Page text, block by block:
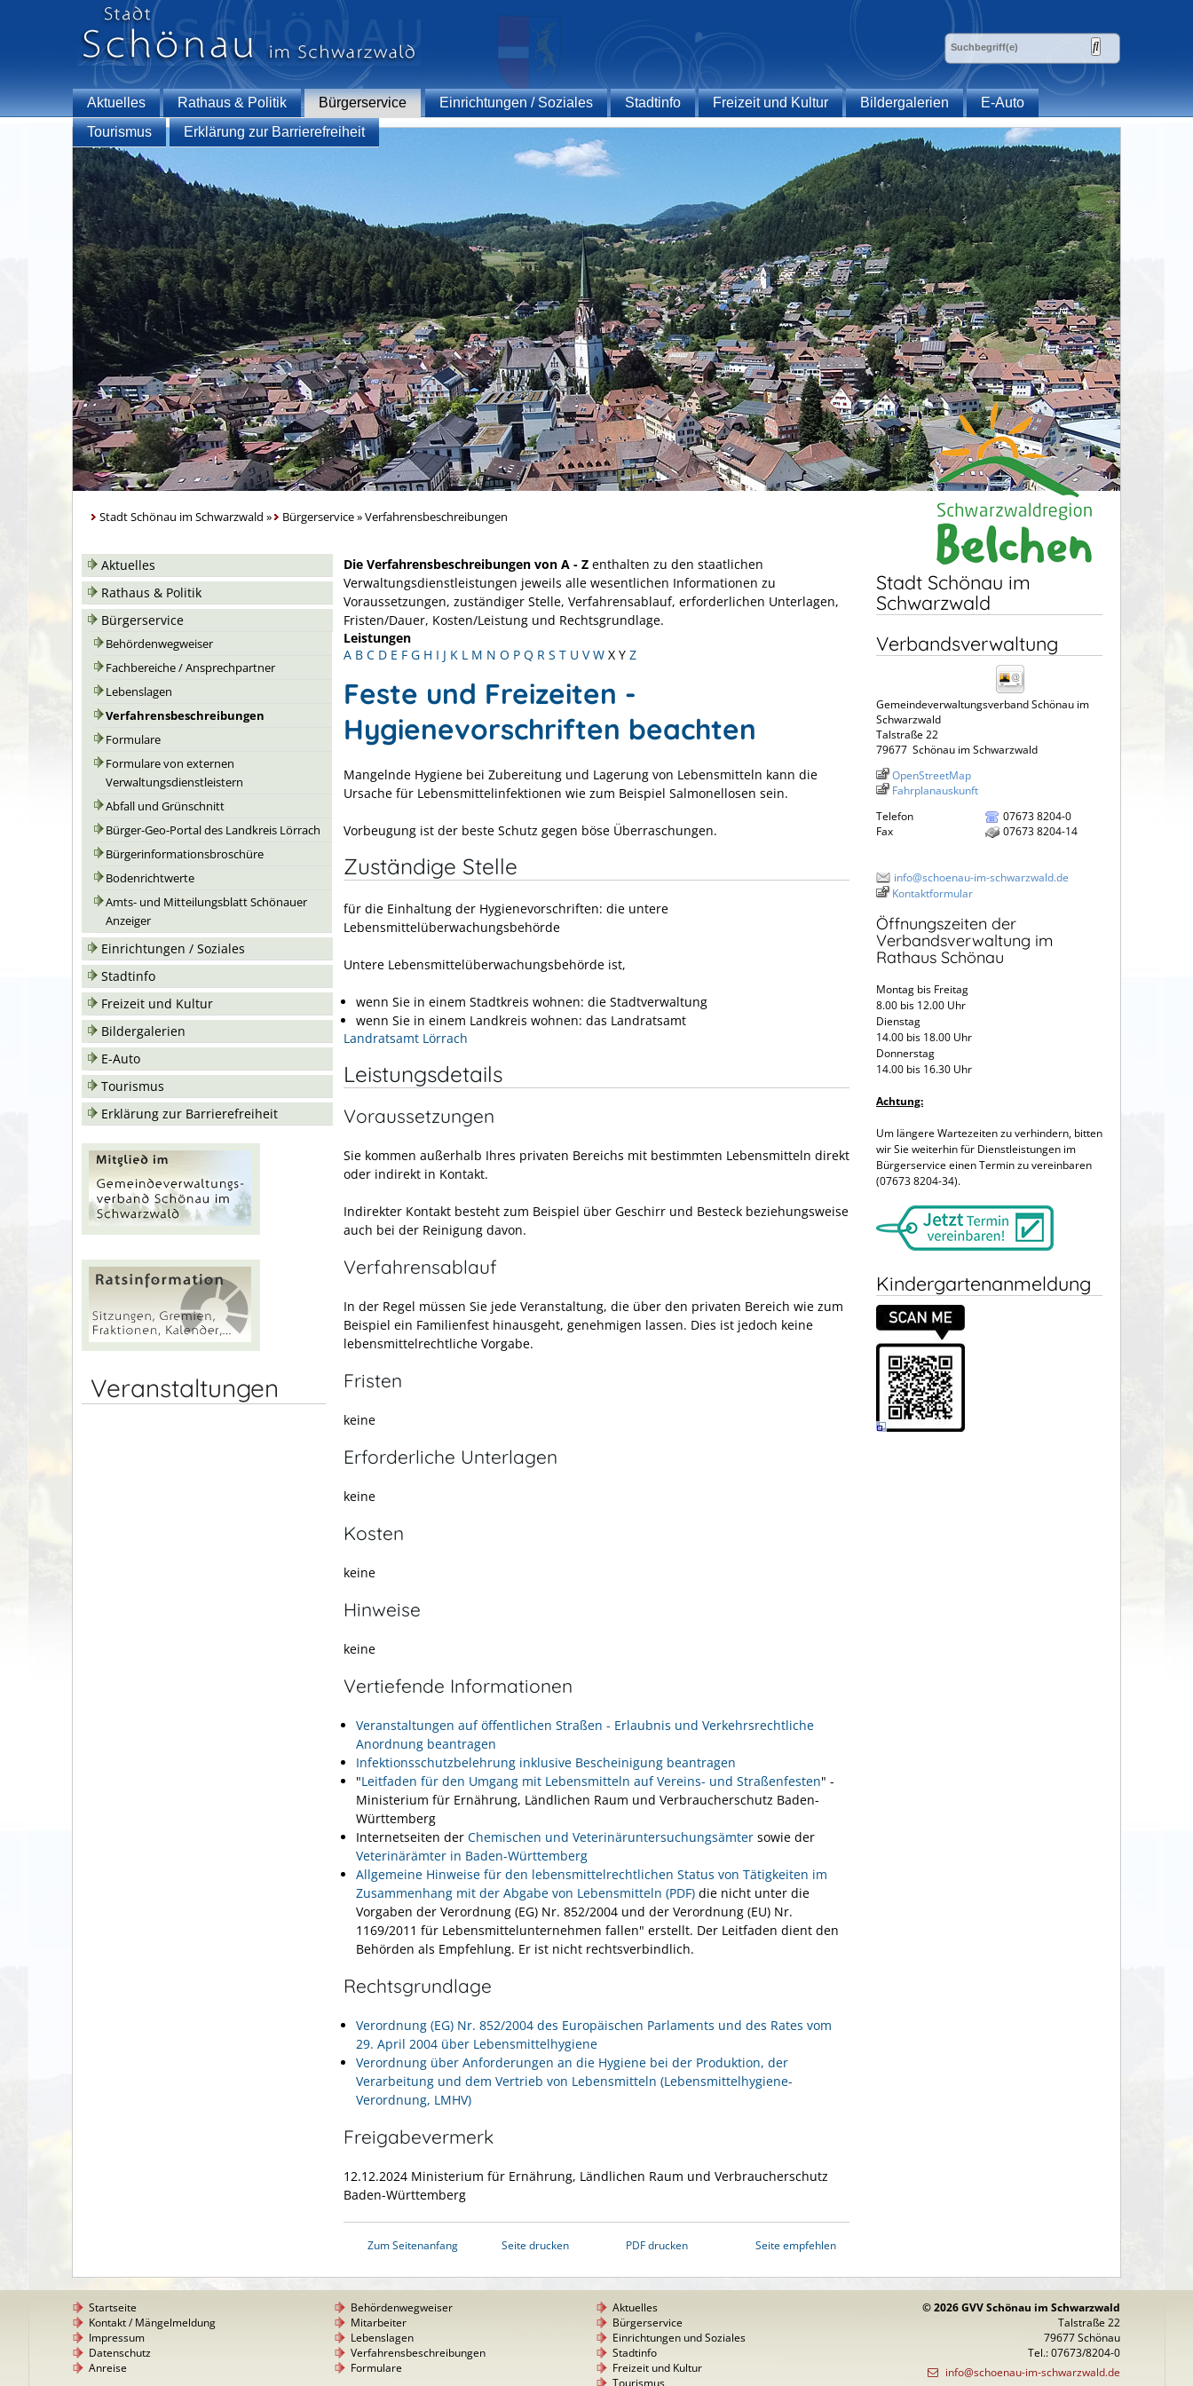
Aktuelles Rathaus & Politik Bürgerservice Einrichtungen / Soziales Stadtinfo Freizeit und Kultur Bildergalerien
E-Auto
Tourismus
Erklärung zur Barrierefreiheit
Stadt Schönau im Schwarzwald » Bürgerservice»Verfahrensbeschreibungen
Aktuelles
Rathaus & Politik
Bürgerservice
Behördenwegweiser
Fachbereiche / Ansprechpartner
Lebenslagen
Verfahrensbeschreibungen
Formulare
Formulare von externen
Verwaltungsdienstleistern
Abfall und Grünschnitt
Bürger-Geo-Portal des Landkreis Lörrach
Bürgerinformationsbroschüre
Bodenrichtwerte
Amts- und Mitteilungsblatt Schönauer
Anzeiger
Einrichtungen / Soziales
Stadtinfo
Freizeit und Kultur
Bildergalerien
E-Auto
Tourismus
Erklärung zur Barrierefreiheit
Veranstaltungen
Die Verfahrensbeschreibungen von A - Z enthalten zu den staatlichen
Verwaltungsdienstleistungen jeweils alle wesentlichen Informationen zu
Voraussetzungen, zuständiger Stelle, Verfahrensablauf, erforderlichen Unterlagen,
Fristen/Dauer, Kosten/Leistung und Rechtsgrundlage.
Leistungen
A B C D E F G H I J K L M N O P Q R S T U V W X Y Z
Feste und Freizeiten -
Hygienevorschriften beachten
Mangelnde Hygiene bei Zubereitung und Lagerung von Lebensmitteln kann die
Ursache für Lebensmittelinfektionen wie zum Beispiel Salmonellosen sein.
Vorbeugung ist der beste Schutz gegen böse Überraschungen.
Zuständige Stelle
für die Einhaltung der Hygienevorschriften: die untere
Lebensmittelüberwachungsbehörde
Untere Lebensmittelüberwachungsbehörde ist,
wenn Sie in einem Stadtkreis wohnen: die Stadtverwaltung
wenn Sie in einem Landkreis wohnen: das Landratsamt
Landratsamt Lörrach
Leistungsdetails
Voraussetzungen
Sie kommen außerhalb Ihres privaten Bereichs mit bestimmten Lebensmitteln direkt
oder indirekt in Kontakt.
Indirekter Kontakt besteht zum Beispiel über Geschirr und Besteck beziehungsweise
auch bei der Reinigung davon.
Verfahrensablauf
In der Regel müssen Sie jede Veranstaltung, die über den privaten Bereich wie zum
Beispiel ein Familienfest hinausgeht, genehmigen lassen. Dies ist jedoch keine
lebensmittelrechtliche Vorgabe.
Fristen
keine
Erforderliche Unterlagen
keine
Kosten
keine
Hinweise
keine
Vertiefende Informationen
Veranstaltungen auf öffentlichen Straßen - Erlaubnis und Verkehrsrechtliche
Anordnung beantragen
Infektionsschutzbelehrung inklusive Bescheinigung beantragen
"Leitfaden für den Umgang mit Lebensmitteln auf Vereins- und Straßenfesten" -
Ministerium für Ernährung, Ländlichen Raum und Verbraucherschutz Baden-
Württemberg
Internetseiten der Chemischen und Veterinäruntersuchungsämter sowie der
Veterinärämter in Baden-Württemberg
Allgemeine Hinweise für den lebensmittelrechtlichen Status von Tätigkeiten im
Zusammenhang mit der Abgabe von Lebensmitteln (PDF) die nicht unter die
Vorgaben der Verordnung (EG) Nr. 852/2004 und der Verordnung (EU) Nr.
1169/2011 für Lebensmittelunternehmen fallen" erstellt. Der Leitfaden dient den
Behörden als Empfehlung. Er ist nicht rechtsverbindlich.
Rechtsgrundlage
Verordnung (EG) Nr. 852/2004 des Europäischen Parlaments und des Rates vom
29. April 2004 über Lebensmittelhygiene
Verordnung über Anforderungen an die Hygiene bei der Produktion, der
Verarbeitung und dem Vertrieb von Lebensmitteln (Lebensmittelhygiene-
Verordnung, LMHV)
Freigabevermerk
12.12.2024 Ministerium für Ernährung, Ländlichen Raum und Verbraucherschutz
Baden-Württemberg
Zum Seitenanfang Seite drucken PDF drucken Seite empfehlen
Stadt Schönau im
Schwarzwald
Verbandsverwaltung
Gemeindeverwaltungsverband Schönau im
Schwarzwald
Talstraße 22
79677 Schönau im Schwarzwald
OpenStreetMap
Fahrplanauskunft
Telefon
07673 8204-0
Fax
07673 8204-14
info@schoenau-im-schwarzwald.de
Kontaktformular
Öffnungszeiten der
Verbandsverwaltung im
Rathaus Schönau
Montag bis Freitag
8.00 bis 12.00 Uhr
Dienstag
14.00 bis 18.00 Uhr
Donnerstag
14.00 bis 16.30 Uhr
Achtung:
Um längere Wartezeiten zu verhindern, bitten
wir Sie weiterhin für Dienstleistungen im
Bürgerservice einen Termin zu vereinbaren
(07673 8204-34).
Kindergartenanmeldung
Startseite
Kontakt / Mängelmeldung
Impressum
Datenschutz
Anreise
Behördenwegweiser
Mitarbeiter
Lebenslagen
Verfahrensbeschreibungen
Formulare
Aktuelles
Bürgerservice
Einrichtungen und Soziales
Stadtinfo
Freizeit und Kultur
Tourismus
© 2026 GVV Schönau im Schwarzwald
Talstraße 22
79677 Schönau
Tel.: 07673/8204-0
info@schoenau-im-schwarzwald.de